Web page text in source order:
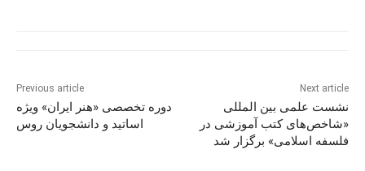
Previous article
دوره تخصصی «هنر‍ ایران» ويژه
اساتید و دانشجویان روس
Next article
نشست علمی بین المللی
«شاخص‌های کتب آموزشی در
فلسفه اسلامی» برگزار شد